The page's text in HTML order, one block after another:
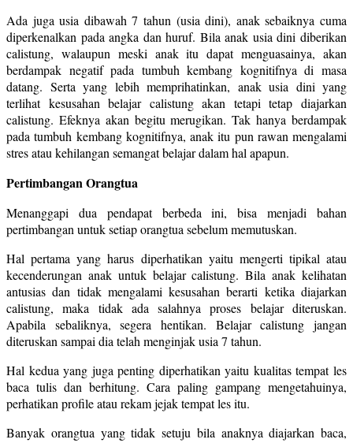
Ada juga usia dibawah 7 tahun (usia dini), anak sebaiknya cuma
diperkenalkan pada angka dan huruf. Bila anak usia dini diberikan
calistung, walaupun meski anak itu dapat menguasainya, akan
berdampak negatif pada tumbuh kembang kognitifnya di masa
datang. Serta yang lebih memprihatinkan, anak usia dini yang
terlihat kesusahan belajar calistung akan tetapi tetap diajarkan
calistung. Efeknya akan begitu merugikan. Tak hanya berdampak
pada tumbuh kembang kognitifnya, anak itu pun rawan mengalami
stres atau kehilangan semangat belajar dalam hal apapun.
Pertimbangan Orangtua
Menanggapi dua pendapat berbeda ini, bisa menjadi bahan
pertimbangan untuk setiap orangtua sebelum memutuskan.
Hal pertama yang harus diperhatikan yaitu mengerti tipikal atau
kecenderungan anak untuk belajar calistung. Bila anak kelihatan
antusias dan tidak mengalami kesusahan berarti ketika diajarkan
calistung, maka tidak ada salahnya proses belajar diteruskan.
Apabila sebaliknya, segera hentikan. Belajar calistung jangan
diteruskan sampai dia telah menginjak usia 7 tahun.
Hal kedua yang juga penting diperhatikan yaitu kualitas tempat les
baca tulis dan berhitung. Cara paling gampang mengetahuinya,
perhatikan profile atau rekam jejak tempat les itu.
Banyak orangtua yang tidak setuju bila anaknya diajarkan baca,